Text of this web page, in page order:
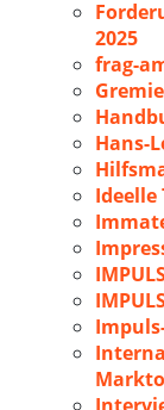
2025
frag-
Hans-
Ideelle